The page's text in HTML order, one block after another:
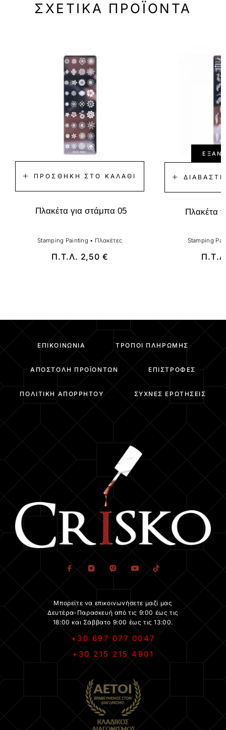
ΣΧΕΤΙΚΆ ΠΡΟΪΌΝΤΑ
ΠΡΟΣΘΉΚΗ ΣΤΟ ΚΑΛΆΘΙ
Πλακέτα για στάμπα 05
Stamping Painting • Πλακέτες
Π.Τ.Λ. 2,50 €
Πλακέτα
Stamping
ΕΠΙΚΟΙΝΩΝΊΑ ΤΡΌΠΟΙ ΠΛΗΡΩΜΉΣ
ΑΠΟΣΤΟΛΉ ΠΡΟΪΌΝΤΩΝ ΕΠΙΣΤΡΟΦΈΣ
ΠΟΛΙΤΙΚΉ ΑΠΟΡΡΉΤΟΥ ΣΥΧΝΈΣ ΕΡΩΤΉΣΕΙΣ
Μπορείτε να επικοινωνήσετε μαζί μας
Δευτέρα-Παρασκευή από τις 9:00 έως τις
18:00 και Σάββατο 9:00 έως τις 13:00.
+30 697 077 0047
+30 215 215 4901